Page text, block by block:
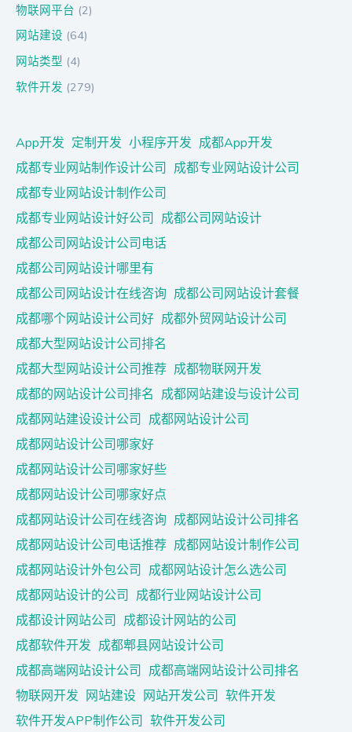
物联网平台 (2)
网站建设 (64)
网站类型 (4)
软件开发 (279)
App开发 定制开发 小程序开发 成都App开发
成都专业网站制作设计公司 成都专业网站设计公司
成都专业网站设计制作公司
成都专业网站设计好公司 成都公司网站设计
成都公司网站设计公司电话
成都公司网站设计哪里有
成都公司网站设计在线咨询 成都公司网站设计套餐
成都哪个网站设计公司好 成都外贸网站设计公司
成都大型网站设计公司排名
成都大型网站设计公司推荐 成都物联网开发
成都的网站设计公司排名 成都网站建设与设计公司
成都网站建设设计公司 成都网站设计公司
成都网站设计公司哪家好
成都网站设计公司哪家好些
成都网站设计公司哪家好点
成都网站设计公司在线咨询 成都网站设计公司排名
成都网站设计公司电话推荐 成都网站设计制作公司
成都网站设计外包公司 成都网站设计怎么选公司
成都网站设计的公司 成都行业网站设计公司
成都设计网站公司 成都设计网站的公司
成都软件开发 成都郫县网站设计公司
成都高端网站设计公司 成都高端网站设计公司排名
物联网开发 网站建设 网站开发公司 软件开发
软件开发APP制作公司 软件开发公司